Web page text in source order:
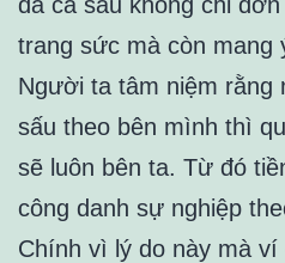
trang sức mà còn mang
Người ta tâm niệm rằng
sấu theo bên mình thì
sẽ luôn bên ta. Từ đó
công danh sự nghiệp
Chính vì lý do này mà